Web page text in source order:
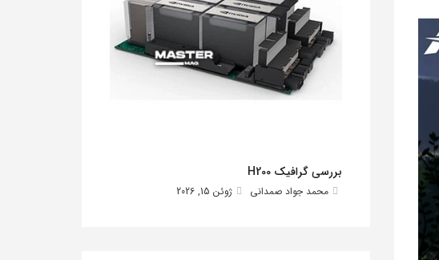
بررسی گرافیک H200
محمد جواد صمدانی ژوئن 15, 2026